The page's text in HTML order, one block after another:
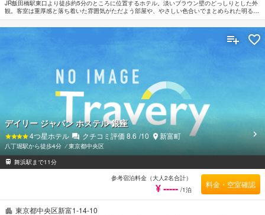
JR飯田橋駅東口より徒歩約5分のところに位置するホテル。淡いブラウン壁のどっしりとした外
観。客室は重厚感と落ち着いた雰囲気がただよう部屋や、やさしい色合いでまとめられた明るい
部屋、バブルバス完備の部屋などさまざま。ホテルのベーカリーはオリジナルのブレッドやホテ
ルメイドのケーキが人気。東京ドームおよび日本武道館へはそれぞれ徒歩約10～15分程度。羽
東京都中央区新富1-14-10
デイリー ジャパン ホステル 銀座
4つ星ホテル クチコミ評価8.6 /10 新富町
八丁堀駅から徒歩4分 ⁄東京都中央区
舞浜駅まで11分
参考宿泊料金（大人2名合計）
¥ ----- /1泊
料金・空室確認